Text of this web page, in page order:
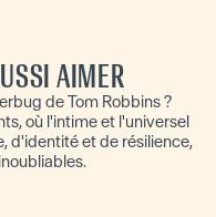
AIMER
de Tom Robbins ?
où l'intime et l'universel
d'identité et de résilience,